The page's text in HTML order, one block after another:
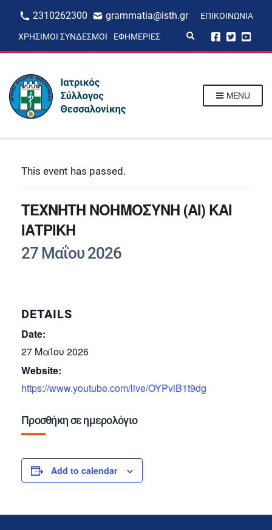
2310262300 grammatia@isth.gr ΕΠΙΚΟΙΝΩΝΊΑ
ΧΡΉΣΙΜΟΙ ΣΎΝΔΕΣΜΟΙ ΕΦΗΜΕΡΊΕΣ
p
MENU
This event has passed.
ΤΕΧΝΗΤΗ ΝΟΗΜΟΣΥΝΗ (ΑΙ) ΚΑΙ
ΙΑΤΡΙΚΗ
27 Μαΐου 2026
DETAILS
Date:
27 Μαΐου 2026
Website:
https://www.youtube.com/live/OYPviB1t9dg
Προσθήκη σε ημερολόγιο
Add to calendar